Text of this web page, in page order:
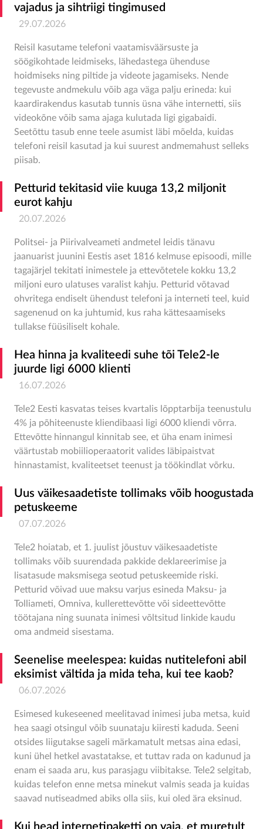
vajadus ja sihtriigi tingimused
29.07.2026
Reisil kasutame telefoni vaatamisväärsuste ja
söögikohtade leidmiseks, lähedastega ühenduse
hoidmiseks ning piltide ja videote jagamiseks. Nende
tegevuste andmekulu võib aga väga palju erineda: kui
kaardirakendus kasutab tunnis üsna vähe internetti, siis
videokõne võib sama ajaga kulutada ligi gigabaidi.
Seetõttu tasub enne teele asumist läbi mõelda, kuidas
telefoni reisil kasutad ja kui suurest andmemahust selleks
piisab.
Petturid tekitasid viie kuuga 13,2 miljonit
eurot kahju
20.07.2026
Politsei- ja Piirivalveameti andmetel leidis tänavu
jaanuarist juunini Eestis aset 1816 kelmuse episoodi, mille
tagajärjel tekitati inimestele ja ettevõtetele kokku 13,2
miljoni euro ulatuses varalist kahju. Petturid võtavad
ohvritega endiselt ühendust telefoni ja interneti teel, kuid
sagenenud on ka juhtumid, kus raha kättesaamiseks
tullakse füüsiliselt kohale.
Hea hinna ja kvaliteedi suhe tõi Tele2-le
juurde ligi 6000 klienti
16.07.2026
Tele2 Eesti kasvatas teises kvartalis lõpptarbija teenustulu
4% ja põhiteenuste kliendibaasi ligi 6000 kliendi võrra.
Ettevõtte hinnangul kinnitab see, et üha enam inimesi
väärtustab mobiilioperaatorit valides läbipaistvat
hinnastamist, kvaliteetset teenust ja töökindlat võrku.
Uus väikesaadetiste tollimaks võib hoogustada
petuskeeme
07.07.2026
Tele2 hoiatab, et 1. juulist jõustuv väikesaadetiste
tollimaks võib suurendada pakkide deklareerimise ja
lisatasude maksmisega seotud petuskeemide riski.
Petturid võivad uue maksu varjus esineda Maksu- ja
Tolliameti, Omniva, kullerettevõtte või sideettevõtte
töötajana ning suunata inimesi võltsitud linkide kaudu
oma andmeid sisestama.
Seenelise meelespea: kuidas nutitelefoni abil
eksimist vältida ja mida teha, kui tee kaob?
06.07.2026
Esimesed kukeseened meelitavad inimesi juba metsa, kuid
hea saagi otsingul võib suunataju kiiresti kaduda. Seeni
otsides liigutakse sageli märkamatult metsas aina edasi,
kuni ühel hetkel avastatakse, et tuttav rada on kadunud ja
enam ei saada aru, kus parasjagu viibitakse. Tele2 selgitab,
kuidas telefon enne metsa minekut valmis seada ja kuidas
saavad nutiseadmed abiks olla siis, kui oled ära eksinud.
Kui head internetipaketti on vaja, et muretult